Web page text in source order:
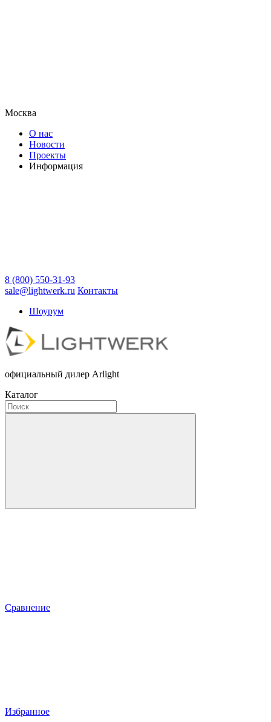
Москва
О нас
Новости
Проекты
Информация
8 (800) 550-31-93
sale@lightwerk.ru Контакты
Шоурум
официальный дилер Arlight
Каталог
Сравнение
Избранное